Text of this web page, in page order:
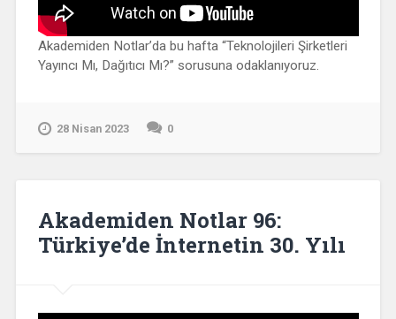
Akademiden Notlar’da bu hafta “Teknolojileri Şirketleri
Yayıncı Mı, Dağıtıcı Mı?” sorusuna odaklanıyoruz.
28 Nisan 2023 0
Akademiden Notlar 96:
Türkiye’de İnternetin 30. Yılı